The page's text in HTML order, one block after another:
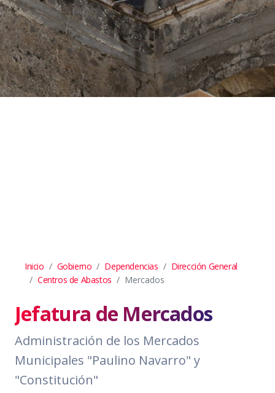
Inicio Gobierno Dependencias
Dirección General
Centros de Abastos
Mercados
Jefatura de Mercados
Administración de los Mercados
Municipales "Paulino Navarro" y
"Constitución"